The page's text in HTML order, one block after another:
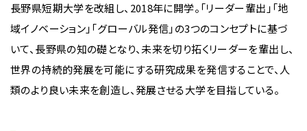
長野県短期大学を改組し、2018年に開学。「リーダー輩出」「地
域イノベーション」「グローバル発信」の3つのコンセプトに基づ
いて、長野県の知の礎となり、未来を切り拓くリーダーを輩出し、
世界の持続的発展を可能にする研究成果を発信することで、人
類のより良い未来を創造し、発展させる大学を目指している。